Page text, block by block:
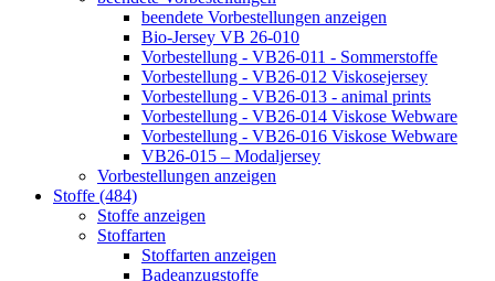
beendete Vorbestellungen anzeigen
Bio-Jersey VB 26-010
Vorbestellung - VB26-011 - Sommerstoffe
Vorbestellung - VB26-012 Viskosejersey
Vorbestellung - VB26-013 - animal prints
Vorbestellung - VB26-014 Viskose Webware
Vorbestellung - VB26-016 Viskose Webware
VB26-015 – Modaljersey
Vorbestellungen anzeigen
Stoffe (484)
Stoffe anzeigen
Stoffarten
Stoffarten anzeigen
Badeanzugstoffe